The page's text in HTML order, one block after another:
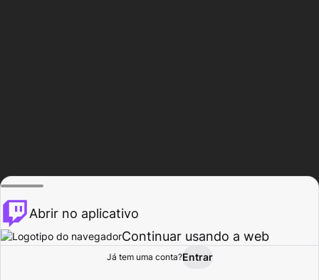
Procurar Atividade
Abrir no aplicativo
Continuar usando a web
Já tem uma conta?Entrar